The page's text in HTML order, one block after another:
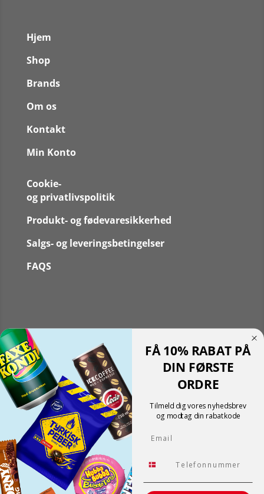
Hjem
Shop
Brands
Om os
Kontakt
Min Konto
Cookie-
og privatlivspolitik
Produkt- og fødevaresikkerhed
Salgs- og leveringsbetingelser
FAQS
Translate »
Powered by
Translate
Shopping cart0
Der er ingen produkter i kurven!
Fortsæt med at handle
FÅ 10% RABAT PÅ
DIN FØRSTE
ORDRE
Tilmeld dig vores nyhedsbrev
og modtag din rabatkode
Email
Tlf.